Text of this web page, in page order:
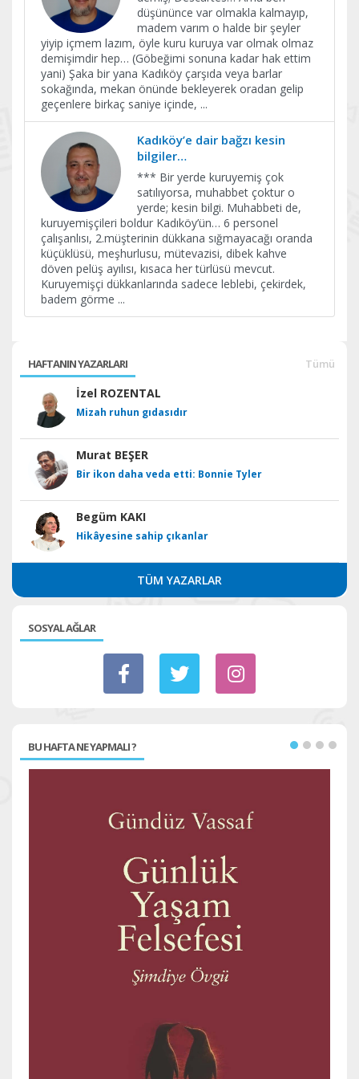
düşününce var olmakla kalmayıp,
madem varım o halde bir şeyler
yiyip içmem lazım, öyle kuru kuruya var olmak olmaz
demişimdir hep… (Göbeğimi sonuna kadar hak ettim
yani) Şaka bir yana Kadıköy çarşıda veya barlar
sokağında, mekan önünde bekleyerek oradan gelip
geçenlere birkaç saniye içinde, ...
Kadıköy’e dair bağzı kesin
bilgiler…
*** Bir yerde kuruyemiş çok
satılıyorsa, muhabbet çoktur o
yerde; kesin bilgi. Muhabbeti de,
kuruyemişçileri boldur Kadıköy’ün… 6 personel
çalışanlısı, 2.müşterinin dükkana sığmayacağı oranda
küçüklüsü, meşhurlusu, mütevazisi, dibek kahve
döven pelüş ayılısı, kısaca her türlüsü mevcut.
Kuruyemişçi dükkanlarında sadece leblebi, çekirdek,
badem görme ...
HAFTANIN YAZARLARI Tümü
İzel ROZENTAL
Mizah ruhun gıdasıdır
Murat BEŞER
Bir ikon daha veda etti: Bonnie Tyler
Begüm KAKI
Hikâyesine sahip çıkanlar
TÜM YAZARLAR
SOSYAL AĞLAR
BU HAFTA NE YAPMALI ?